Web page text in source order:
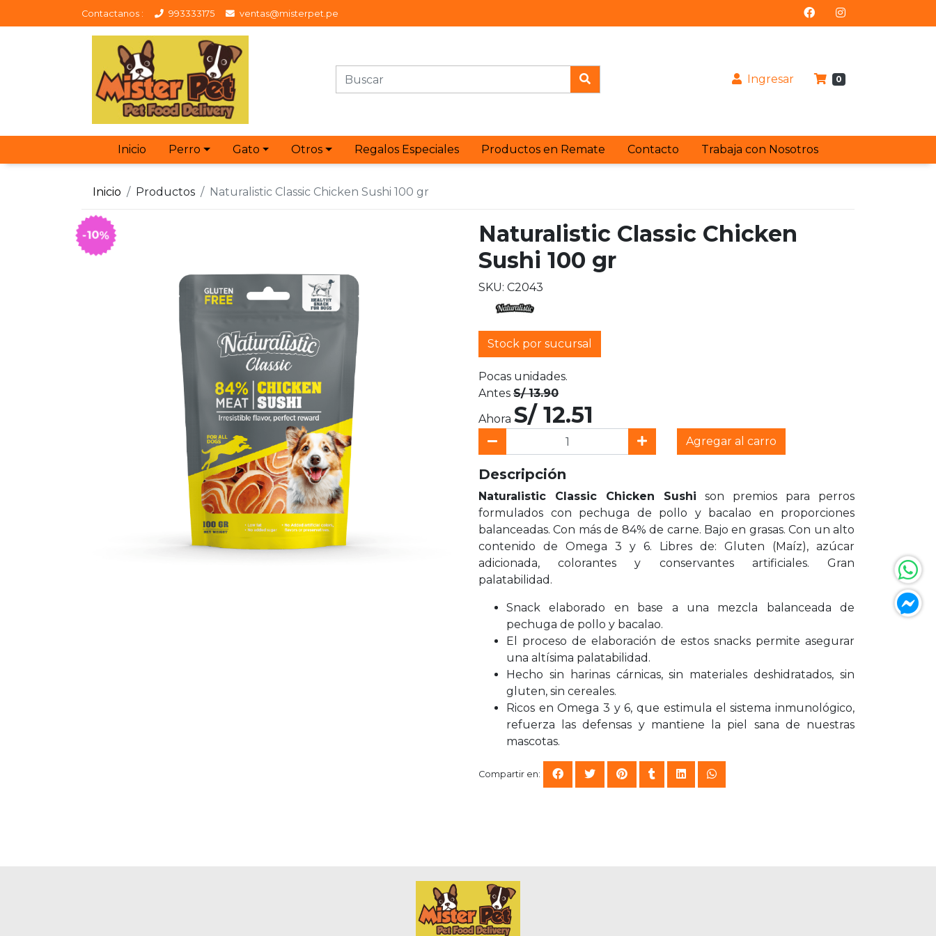
Contactanos : 993333175 ventas@misterpet.pe
Ingresar 0
Inicio Perro Gato Otros Regalos Especiales Productos en Remate Contacto Trabaja con Nosotros
Inicio Productos Naturalistic Classic Chicken Sushi 100 gr
-10%
Naturalistic Classic Chicken
Sushi 100 gr
SKU: C2043
Stock por sucursal
Pocas unidades.
Antes S/ 13.90
Ahora S/ 12.51
Agregar al carro
Descripción
Naturalistic Classic Chicken Sushi son premios para perros
formulados con pechuga de pollo y bacalao en proporciones
balanceadas. Con más de 84% de carne. Bajo en grasas. Con un alto
contenido de Omega 3 y 6. Libres de: Gluten (Maíz), azúcar
adicionada, colorantes y conservantes artificiales. Gran
palatabilidad.
Snack elaborado en base a una mezcla balanceada de
pechuga de pollo y bacalao.
El proceso de elaboración de estos snacks permite asegurar
una altísima palatabilidad.
Hecho sin harinas cárnicas, sin materiales deshidratados, sin
gluten, sin cereales.
Ricos en Omega 3 y 6, que estimula el sistema inmunológico,
refuerza las defensas y mantiene la piel sana de nuestras
mascotas.
Compartir en: